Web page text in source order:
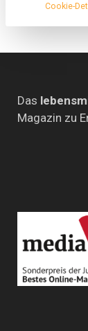
Das
Magazin zu
Cookie-